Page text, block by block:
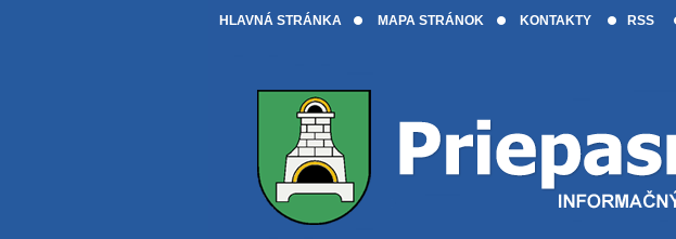
HLAVNÁ STRÁNKA MAPA STRÁNOK KONTAKTY RSS